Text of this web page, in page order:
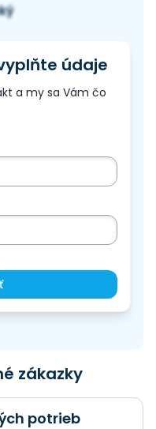
údaje
a my sa Vám čo
zákazky
potrieb